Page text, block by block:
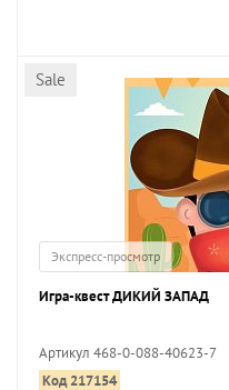
Sale
Экспресс-просмотр
Игра-квест ДИКИЙ ЗАПАД
Артикул 468-0-088-40623-7
Код 217154